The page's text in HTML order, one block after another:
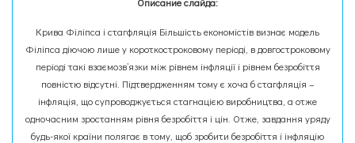
Крива Філіпса і стагфляція Більшість економістів визнає модель
Філіпса діючою лише у короткостроковому періоді, в довгостроковому
періоді такі взаємозв’язки між рівнем інфляції і рівнем безробіття
повністю відсутні. Підтвердженням тому є хоча б стагфляція –
інфляція, що супроводжується стагнацією виробництва, а отже
одночасним зростанням рівня безробіття і цін. Отже, завдання уряду
будь-якої країни полягає в тому, щоб зробити безробіття і інфляцію